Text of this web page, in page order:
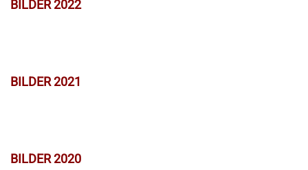
BILDER 2022
BILDER 2021
BILDER 2020